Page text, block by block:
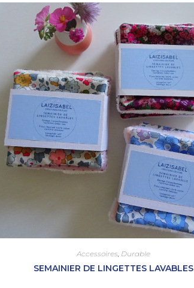
Accessoires Durable
SEMAINIER DE LINGETTES LAVABLES